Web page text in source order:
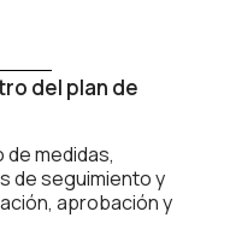
del plan de
medidas,
de seguimiento y
aprobación y